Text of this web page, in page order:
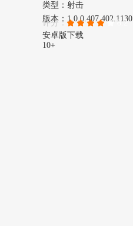
类型：射击
版本：1.0.0.407.402.1130
评分：
8.2
安卓版下载
10+